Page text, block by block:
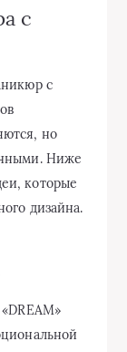
с
с
но
Ниже
которые
дизайна.